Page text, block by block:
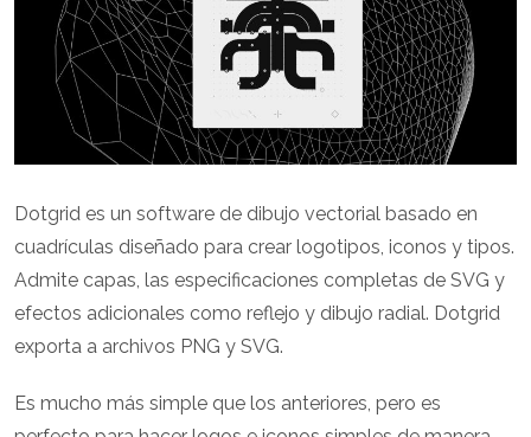
Dotgrid es un software de dibujo vectorial basado en
cuadrículas diseñado para crear logotipos, iconos y tipos.
Admite capas, las especificaciones completas de SVG y
efectos adicionales como reflejo y dibujo radial. Dotgrid
exporta a archivos PNG y SVG.
Es mucho más simple que los anteriores, pero es